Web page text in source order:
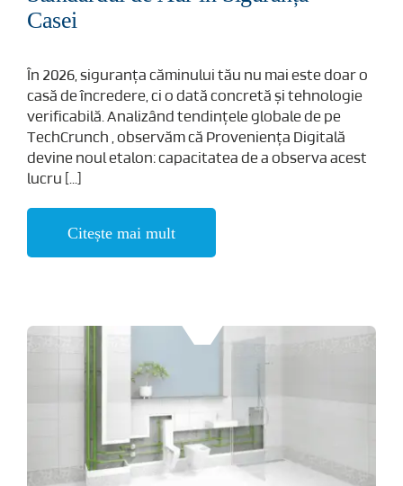
Casei
În 2026, siguranța căminului tău nu mai este doar o
casă de încredere, ci o dată concretă și tehnologie
verificabilă. Analizând tendințele globale de pe
TechCrunch , observăm că Proveniența Digitală
devine noul etalon: capacitatea de a observa acest
lucru [...]
Citește mai mult